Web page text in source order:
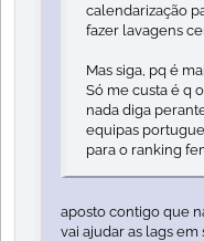
calendarização
fazer lavagens
Mas siga, pq é
Só me custa é q
nada diga
equipas
para o ranking
aposto contigo que
vai ajudar as lags